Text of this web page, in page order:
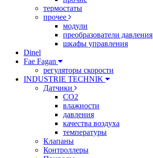
термостаты
прочее
модули
преобразователи давления
шкафы управления
Dinel
Fae Fagan
регуляторы скорости
INDUSTRIE TECHNIK
Датчики
CO2
влажности
давления
качества воздуха
температуры
Клапаны
Контроллеры